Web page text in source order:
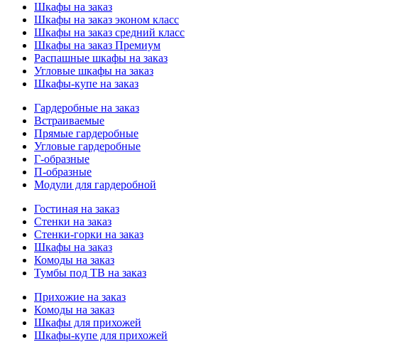
Шкафы на заказ
Шкафы на заказ эконом класс
Шкафы на заказ средний класс
Шкафы на заказ Премиум
Распашные шкафы на заказ
Угловые шкафы на заказ
Шкафы-купе на заказ
Гардеробные на заказ
Встраиваемые
Прямые гардеробные
Угловые гардеробные
Г-образные
П-образные
Модули для гардеробной
Гостиная на заказ
Стенки на заказ
Стенки-горки на заказ
Шкафы на заказ
Комоды на заказ
Тумбы под ТВ на заказ
Прихожие на заказ
Комоды на заказ
Шкафы для прихожей
Шкафы-купе для прихожей